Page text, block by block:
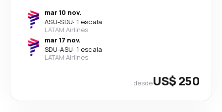
mar 10 nov.
ASU-SDU· 1 escala
LATAM Airlines
mar 17 nov.
SDU-ASU· 1 escala
LATAM Airlines
desdeUS$ 250